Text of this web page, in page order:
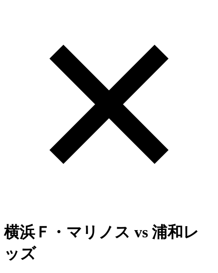
横浜Ｆ・マリノス vs 浦和レ
ッズ